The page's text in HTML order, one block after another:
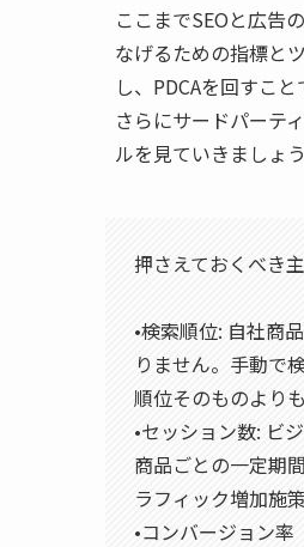
ここまでSEOと広告
なげるための指標と
し、PDCAを回すこ
さらにサードパーテ
ルを見ていきましょう
押さえておくべき
•検索順位: 自社商
りません。手動で
順位そのものより
•セッション数: ビ
商品ごとの一定期
ラフィック増加施
•コンバージョン